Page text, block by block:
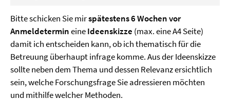
Bitte schicken Sie mirspätestens 6 Wochen vor
AnmeldetermineineIdeenskizze (max. eine A4 Seite)
damit ich entscheiden kann, ob ich thematisch für die
Betreuung überhaupt infrage komme. Aus der Ideenskizze
sollte neben dem Thema und dessen Relevanz ersichtlich
sein, welche Forschungsfrage Sie adressieren möchten
und mithilfe welcher Methoden.